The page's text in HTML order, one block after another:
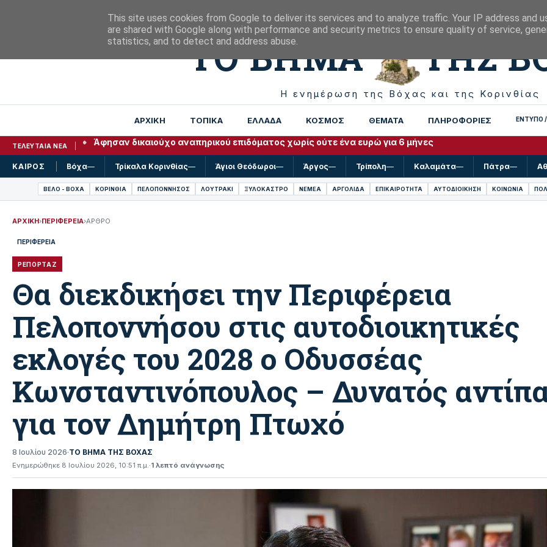
ΤΟ ΒΗΜΑ ΤΗΣ
Η ενημέρωση της Βόχας και της Κορινθίας
ΑΡΧΙΚΗ ΤΟΠΙΚΑ ΕΛΛΑΔΑ ΚΟΣΜΟΣ ΘΕΜΑΤΑ ΠΛΗΡΟΦΟΡΙΕΣ ΕΝΤΥΠΟ /
ΤΕΛΕΥΤΑΙΑ ΝΕΑ Άφησαν δικαιούχο αναπηρικού επιδόματος χωρίς ούτε ένα ευρώ για 6 μήνες
ΚΑΙΡΟΣ Βόχα— Τρίκαλα Κορινθίας— Άγιοι Θεόδωροι— Άργος— Τρίπολη— Καλαμάτα— Πάτρα—
ΒΕΛΟ - ΒΟΧΑ ΚΟΡΙΝΘΙΑ ΠΕΛΟΠΟΝΝΗΣΟΣ ΛΟΥΤΡΑΚΙ ΞΥΛΟΚΑΣΤΡΟ ΝΕΜΕΑ ΑΡΓΟΛΙΔΑ ΕΠΙΚΑΙΡΟΤΗΤΑ ΑΥΤΟΔΙΟΙΚΗΣΗ ΚΟΙΝΩΝΙΑ
ΑΡΧΙΚΗ›ΠΕΡΙΦΕΡΕΙΑ›ΑΡΘΡΟ
ΠΕΡΙΦΕΡΕΙΑ
ΡΕΠΟΡΤΑΖ
Θα διεκδικήσει την Περιφέρεια
Πελοποννήσου στις αυτοδιοικητικές
εκλογές του 2028 ο Οδυσσέας
Κωνσταντινόπουλος – Δυνατός
για τον Δημήτρη Πτωχό
8 Ιουλίου 2026·ΤΟ ΒΗΜΑ ΤΗΣ ΒΟΧΑΣ
Ενημερώθηκε 8 Ιουλίου 2026, 10:51 π.μ.·1 λεπτό ανάγνωσης
This site uses cookies from Google to deliver its services and to analyze traffic. Your IP address and
are shared with Google along with performance and security metrics to ensure quality of service,
statistics, and to detect and address abuse.